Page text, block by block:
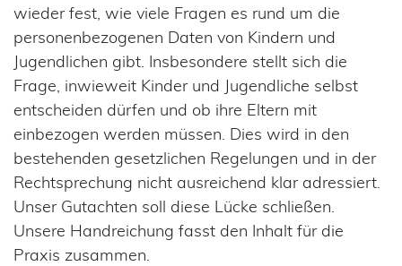
wieder fest, wie viele Fragen es rund um die
personenbezogenen Daten von Kindern und
Jugendlichen gibt. Insbesondere stellt sich die
Frage, inwieweit Kinder und Jugendliche selbst
entscheiden dürfen und ob ihre Eltern mit
einbezogen werden müssen. Dies wird in den
bestehenden gesetzlichen Regelungen und in der
Rechtsprechung nicht ausreichend klar adressiert.
Unser Gutachten soll diese Lücke schließen.
Unsere Handreichung fasst den Inhalt für die
Praxis zusammen.